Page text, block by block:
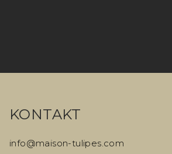
KONTAKT
info@maison-tulipes.com